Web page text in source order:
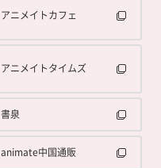
アニメイトカフェ
アニメイトタイムズ
書泉
animate中国通販